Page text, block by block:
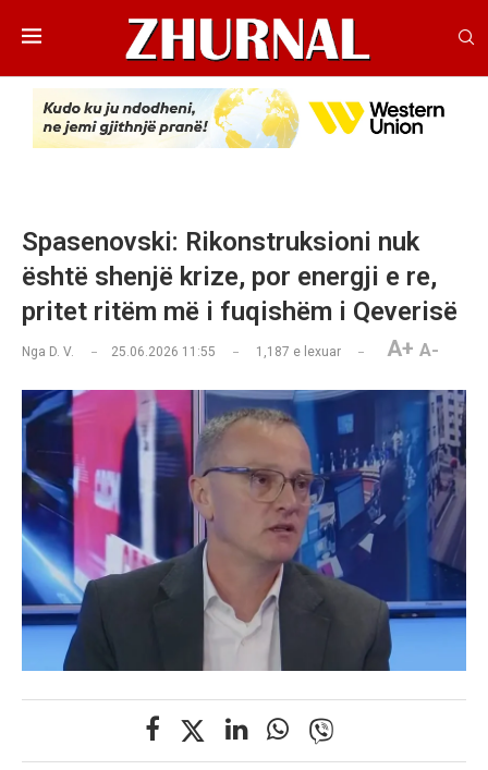
Spasenovski: Rikonstruksioni nuk
është shenjë krize, por energji e re,
pritet ritëm më i fuqishëm i Qeverisë
Nga D. V. 25.06.2026 11:55 1,187 e lexuar A+ A-